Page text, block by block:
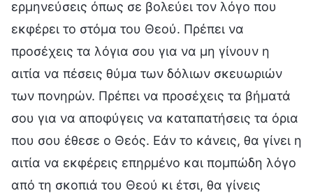
ερμηνεύσεις όπως σε βολεύει τον λόγο που
εκφέρει το στόμα του Θεού. Πρέπει να
προσέχεις τα λόγια σου για να μη γίνουν η
αιτία να πέσεις θύμα των δόλιων σκευωριών
των πονηρών. Πρέπει να προσέχεις τα βήματά
σου για να αποφύγεις να καταπατήσεις τα όρια
που σου έθεσε ο Θεός. Εάν το κάνεις, θα γίνει η
αιτία να εκφέρεις επηρμένο και πομπώδη λόγο
από τη σκοπιά του Θεού κι έτσι, θα γίνεις